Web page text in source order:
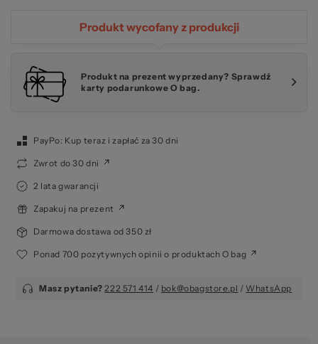
Produkt wycofany z produkcji
Produkt na prezent wyprzedany? Sprawdź
karty podarunkowe O bag.
PayPo: Kup teraz i zapłać za 30 dni
Zwrot do 30 dni
2 lata gwarancji
Zapakuj na prezent
Darmowa dostawa od 350 zł
Ponad 700 pozytywnych opinii o produktach O bag
Masz pytanie? 222 571 414 / bok@obagstore.pl / WhatsApp